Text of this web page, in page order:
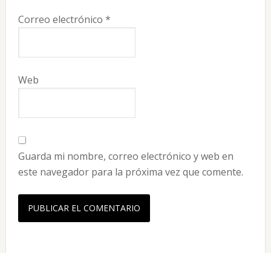
Correo electrónico *
Web
Guarda mi nombre, correo electrónico y web en
este navegador para la próxima vez que comente.